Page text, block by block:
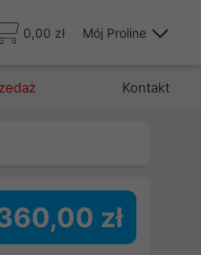
0,00 zł Mój Proline
Kontakt
zł